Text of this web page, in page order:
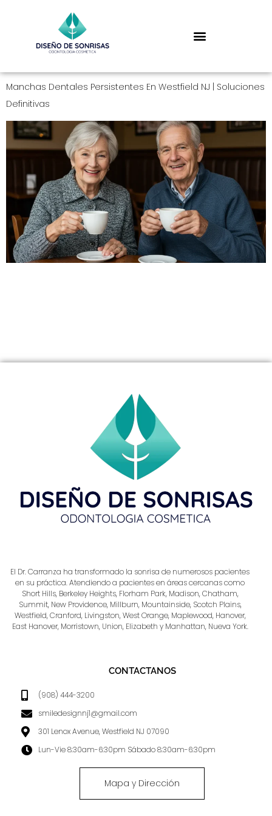
Manchas Dentales Persistentes En Westfield NJ | Soluciones
Definitivas
El Dr. Carranza ha transformado la sonrisa de numerosos pacientes
en su práctica. Atendiendo a pacientes en áreas cercanas como
Short Hills, Berkeley Heights, Florham Park, Madison, Chatham,
Summit, New Providence, Millburn, Mountainside, Scotch Plains,
Westfield, Cranford, Livingston, West Orange, Maplewood, Hanover,
East Hanover, Morristown, Union, Elizabeth y Manhattan, Nueva York.
CONTACTANOS
(908) 444-3200
smiledesignnj1@gmail.com
301 Lenox Avenue, Westfield NJ 07090
Lun-Vie 8:30am-6:30pm Sábado 8:30am-6:30pm
Mapa y Dirección